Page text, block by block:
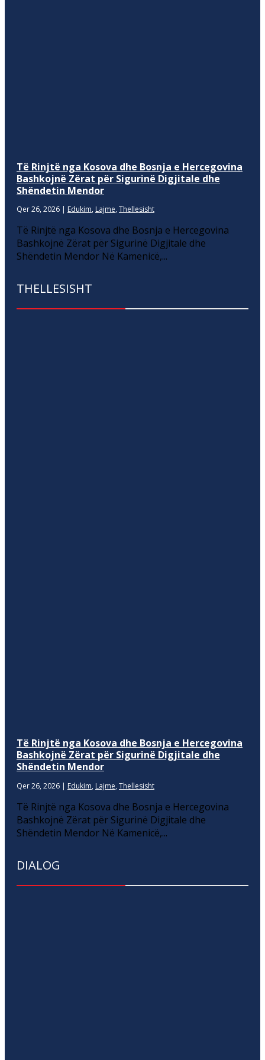
Të Rinjtë nga Kosova dhe Bosnja e Hercegovina
Bashkojnë Zërat për Sigurinë Digjitale dhe
Shëndetin Mendor
Qer 26, 2026 | Edukim, Lajme, Thellesisht
Të Rinjtë nga Kosova dhe Bosnja e Hercegovina
Bashkojnë Zërat për Sigurinë Digjitale dhe
Shëndetin Mendor Në Kamenicë,...
THELLESISHT
Të Rinjtë nga Kosova dhe Bosnja e Hercegovina
Bashkojnë Zërat për Sigurinë Digjitale dhe
Shëndetin Mendor
Qer 26, 2026 | Edukim, Lajme, Thellesisht
Të Rinjtë nga Kosova dhe Bosnja e Hercegovina
Bashkojnë Zërat për Sigurinë Digjitale dhe
Shëndetin Mendor Në Kamenicë,...
DIALOG